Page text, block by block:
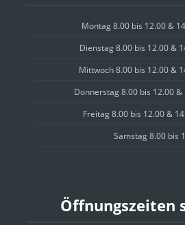
Montag 8.00 bis 12.00 &
Dienstag 8.00 bis 12.00 &
Mittwoch 8.00 bis 12.00 &
Donnerstag 8.00 bis 12.00 &
Freitag 8.00 bis 12.00 &
Samstag 8.00 bis
Öffnungszeiten